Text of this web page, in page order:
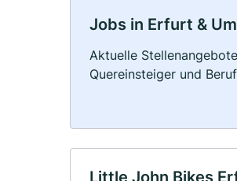
Jobs in Erfurt &
Aktuelle
Quereinsteiger und
Little John Bikes